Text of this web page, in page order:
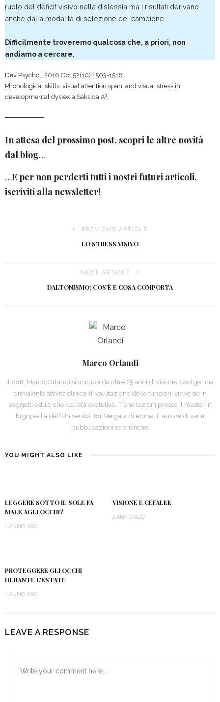
ruolo del deficit visivo nella dislessia ma i risultati derivano
anche dalla modalità di selezione del campione.
Difficilmente troveremo qualcosa che, a priori, non
andiamo a cercare.
Dev Psychol. 2016 Oct;52(10):1503-1516.
Phonological skills, visual attention span, and visual stress in
developmental dyslexia.Saksida A1,
In attesa del prossimo post, scopri le altre novità
dal blog…
…E per non perderti tutti i nostri futuri articoli,
iscriviti alla newsletter!
PREVIOUS ARTICLE
LO STRESS VISIVO
NEXT ARTICLE
DALTONISMO: COS’È E COSA COMPORTA
Marco Orlandi
Il dott. Marco Orlandi si occupa da oltre 25 anni di visione. Svolge una
prevalente attività clinica di valutazione delle funzioni visive sia in
soggetti adulti che dell’età evolutiva. Tiene lezioni presso il master in
logopedia dell’Università Tor Vergata di Roma. È autore di varie
pubblicazioni scientifiche.
YOU MIGHT ALSO LIKE
LEGGERE SOTTO IL SOLE FA
MALE AGLI OCCHI?
1 ANNO AGO
VISIONE E CEFALEE
1 ANNO AGO
PROTEGGERE GLI OCCHI
DURANTE L’ESTATE
1 ANNO AGO
LEAVE A RESPONSE